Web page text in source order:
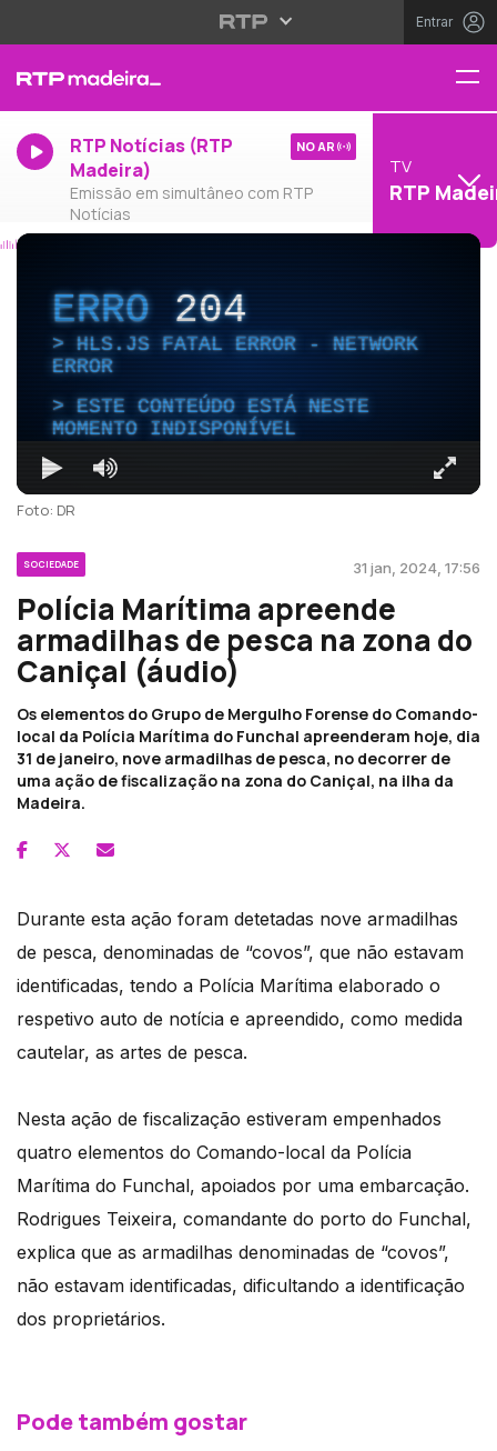
Entrar
RTP Notícias (RTP
Madeira)
Emissão em simultâneo com RTP
Notícias
NO AR
TV
RTP
ERRO204
HLS.JS FATAL ERROR - NETWORK
ERROR
ESTE CONTEÚDO ESTÁ NESTE
MOMENTO INDISPONÍVEL
Foto: DR
SOCIEDADE 31 jan, 2024, 17:56
Polícia Marítima apreende
armadilhas de pesca na zona do
Caniçal (áudio)
Os elementos do Grupo de Mergulho Forense do Comando-
local da Polícia Marítima do Funchal apreenderam hoje, dia
31 de janeiro, nove armadilhas de pesca, no decorrer de
uma ação de fiscalização na zona do Caniçal, na ilha da
Madeira.
​Durante esta ação foram detetadas nove armadilhas
de pesca, denominadas de “covos”, que não estavam
identificadas, tendo a Polícia Marítima elaborado o
respetivo auto de notícia e apreendido, como medida
cautelar, as artes de pesca.
Nesta ação de fiscalização estiveram empenhados
quatro elementos do Comando-local da Polícia
Marítima do Funchal, apoiados por uma embarcação.
Rodrigues Teixeira, comandante do porto do Funchal,
explica que as armadilhas denominadas de “covos”,
não estavam identificadas, dificultando a identificação
dos proprietários.
Pode também gostar